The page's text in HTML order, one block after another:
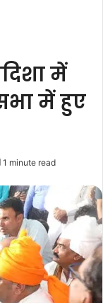
में
में हुए
1 minute read